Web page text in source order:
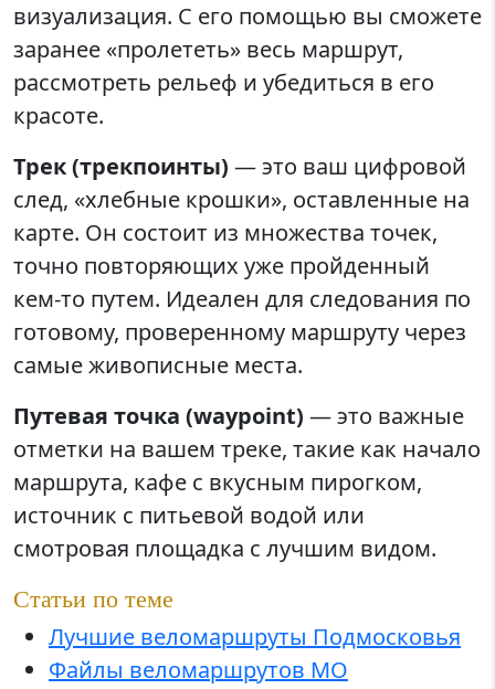
визуализация. С его помощью вы сможете
заранее «пролететь» весь маршрут,
рассмотреть рельеф и убедиться в его
красоте.
Трек (трекпоинты) — это ваш цифровой
след, «хлебные крошки», оставленные на
карте. Он состоит из множества точек,
точно повторяющих уже пройденный
кем-то путем. Идеален для следования по
готовому, проверенному маршруту через
самые живописные места.
Путевая точка (waypoint) — это важные
отметки на вашем треке, такие как начало
маршрута, кафе с вкусным пирогком,
источник с питьевой водой или
смотровая площадка с лучшим видом.
Статьи по теме
Лучшие веломаршруты Подмосковья
Файлы веломаршрутов МО